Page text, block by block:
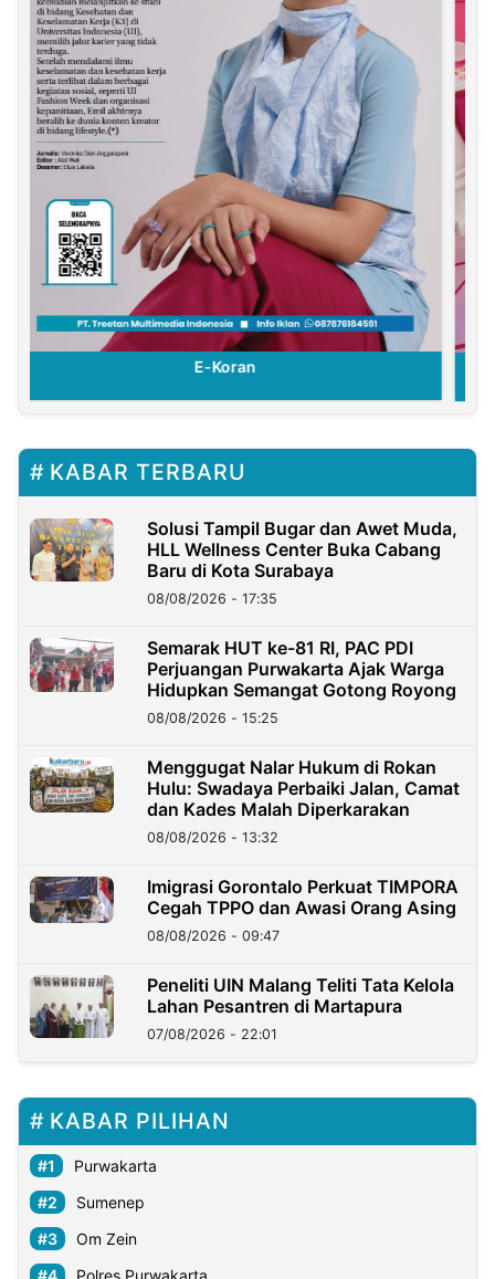
E-Koran
KABAR TERBARU
Solusi Tampil Bugar dan Awet Muda,
HLL Wellness Center Buka Cabang
Baru di Kota Surabaya
08/08/2026 - 17:35
Semarak HUT ke-81 RI, PAC PDI
Perjuangan Purwakarta Ajak Warga
Hidupkan Semangat Gotong Royong
08/08/2026 - 15:25
Menggugat Nalar Hukum di Rokan
Hulu: Swadaya Perbaiki Jalan, Camat
dan Kades Malah Diperkarakan
08/08/2026 - 13:32
Imigrasi Gorontalo Perkuat TIMPORA
Cegah TPPO dan Awasi Orang Asing
08/08/2026 - 09:47
Peneliti UIN Malang Teliti Tata Kelola
Lahan Pesantren di Martapura
07/08/2026 - 22:01
KABAR PILIHAN
Purwakarta
Sumenep
Om Zein
Polres Purwakarta